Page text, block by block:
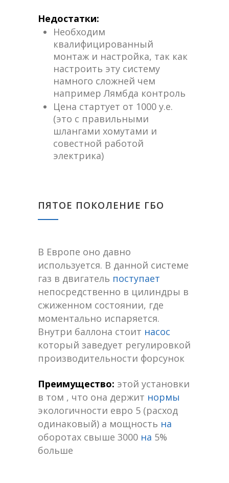
Недостатки:
Необходим
квалифицированный
монтаж и настройка, так как
настроить эту систему
намного сложней чем
например Лямбда контроль
Цена стартует от 1000 у.е.
(это с правильными
шлангами хомутами и
совестной работой
электрика)
ПЯТОЕ ПОКОЛЕНИЕ ГБО
В Европе оно давно
используется. В данной системе
газ в двигатель поступает
непосредственно в цилиндры в
сжиженном состоянии, где
моментально испаряется.
Внутри баллона стоит насос
который заведует регулировкой
производительности форсунок
Преимущество: этой установки
в том , что она держит нормы
экологичности евро 5 (расход
одинаковый) а мощность на
оборотах свыше 3000 на 5%
больше